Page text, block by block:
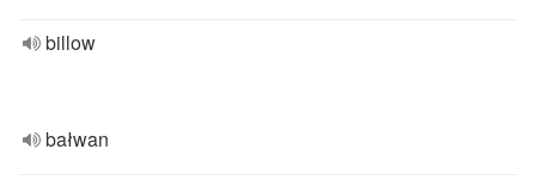
billow
bałwan